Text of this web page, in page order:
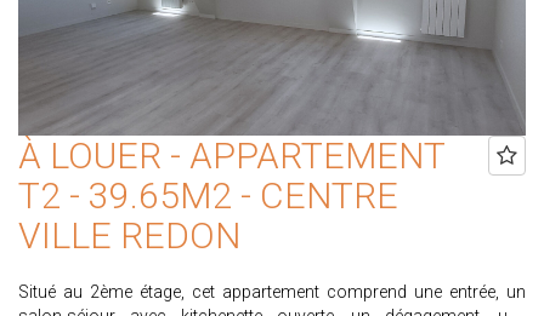
À LOUER - APPARTEMENT
T2 - 39.65M2 - CENTRE
VILLE REDON
Situé au 2ème étage, cet appartement comprend une entrée, un